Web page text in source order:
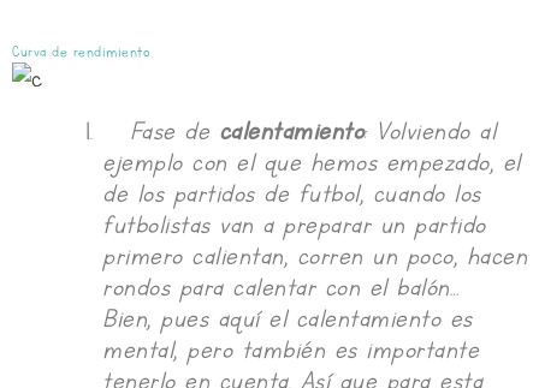
Curva de rendimiento
Fase de calentamiento: Volviendo al
ejemplo con el que hemos empezado, el
de los partidos de futbol, cuando los
futbolistas van a preparar un partido
primero calientan, corren un poco, hacen
rondos para calentar con el balón…
Bien, pues aquí el calentamiento es
mental, pero también es importante
tenerlo en cuenta. Así que para esta